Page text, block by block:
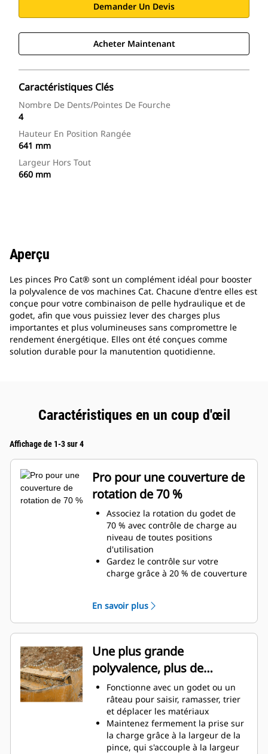
Demander Un Devis
Acheter Maintenant
Caractéristiques Clés
Nombre De Dents/pointes De Fourche
4
Hauteur En Position Rangée
641 mm
Largeur Hors Tout
660 mm
Aperçu
Les pinces Pro Cat® sont un complément idéal pour booster
la polyvalence de vos machines Cat. Chacune d'entre elles est
conçue pour votre combinaison de pelle hydraulique et de
godet, afin que vous puissiez lever des charges plus
importantes et plus volumineuses sans compromettre le
rendement énergétique. Elles ont été conçues comme
solution durable pour la manutention quotidienne.
Caractéristiques en un coup d'œil
Affichage de 1-3 sur 4
Pro pour une couverture de
rotation de 70 %
Associez la rotation du godet de
70 % avec contrôle de charge au
niveau de toutes positions
d'utilisation
Gardez le contrôle sur votre
charge grâce à 20 % de couverture
Réalisez des travaux au-dessous
du niveau du sol ou des travaux
verticaux en toute facilité.
Augmentez la productivité de
votre machine, de l'excavation à la
manutention de matériaux
En savoir plus
Une plus grande
polyvalence, plus de
productivité
Fonctionne avec un godet ou un
râteau pour saisir, ramasser, trier
et déplacer les matériaux
Maintenez fermement la prise sur
la charge grâce à la largeur de la
pince, qui s'accouple à la largeur